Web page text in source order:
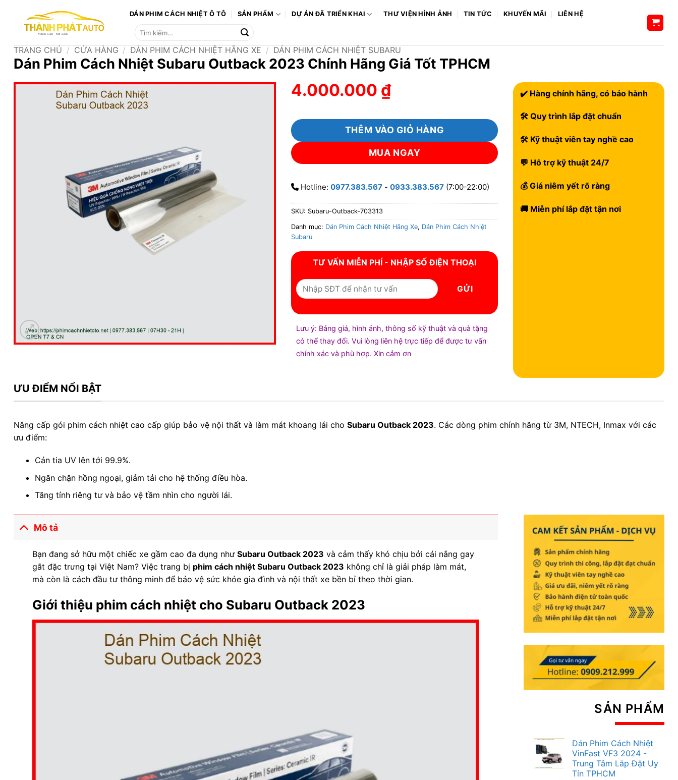
dung
DÁN PHIM CÁCH NHIỆT Ô TÔ SẢN PHẨM DỰ ÁN ĐÃ TRIỂN KHAI THƯ VIỆN HÌNH ẢNH TIN TỨC KHUYẾN MÃI
LIÊN HỆ
Tìm
TRANG CHỦ / CỬA HÀNG / DÁN PHIM CÁCH NHIỆT HÃNG XE / DÁN PHIM CÁCH NHIỆT SUBARU
Dán Phim Cách Nhiệt Subaru Outback 2023 Chính Hãng Giá Tốt TPHCM
4.000.000 ₫
THÊM VÀO GIỎ HÀNG
MUA NGAY
Hotline: 0977.383.567 - 0933.383.567 (7:00-22:00)
SKU: Subaru-Outback-703313
Danh mục: Dán Phim Cách Nhiệt Hãng Xe, Dán Phim Cách Nhiệt
Subaru
TƯ VẤN MIỄN PHÍ - NHẬP SỐ ĐIỆN THOẠI
Lưu ý: Bảng giá, hình ảnh, thông số kỹ thuật và quà tặng
có thể thay đổi. Vui lòng liên hệ trực tiếp để được tư vấn
chính xác và phù hợp. Xin cảm ơn
✔️ Hàng chính hãng, có bảo hành
🛠 Quy trình lắp đặt chuẩn
🛠 Kỹ thuật viên tay nghề cao
💬 Hỗ trợ kỹ thuật 24/7
💰 Giá niêm yết rõ ràng
🚚 Miễn phí lắp đặt tận nơi
ƯU ĐIỂM NỔI BẬT
Nâng cấp gói phim cách nhiệt cao cấp giúp bảo vệ nội thất và làm mát khoang lái cho Subaru Outback 2023. Các dòng phim chính hãng từ 3M, NTECH, Inmax với các
ưu điểm:
Cản tia UV lên tới 99.9%.
Ngăn chặn hồng ngoại, giảm tải cho hệ thống điều hòa.
Tăng tính riêng tư và bảo vệ tầm nhìn cho người lái.
Mô tả
Bạn đang sở hữu một chiếc xe gầm cao đa dụng như Subaru Outback 2023 và cảm thấy khó chịu bởi cái nắng gay
gắt đặc trưng tại Việt Nam? Việc trang bị phim cách nhiệt Subaru Outback 2023 không chỉ là giải pháp làm mát,
mà còn là cách đầu tư thông minh để bảo vệ sức khỏe gia đình và nội thất xe bền bỉ theo thời gian.
Giới thiệu phim cách nhiệt cho Subaru Outback 2023
SẢN PHẨM
Dán Phim Cách Nhiệt
VinFast VF3 2024 -
Trung Tâm Lắp Đặt Uy
Tín TPHCM